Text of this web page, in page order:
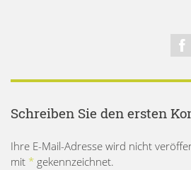
Schreiben Sie den ersten
Ihre E-Mail-Adresse wird nicht
mit * gekennzeichnet.